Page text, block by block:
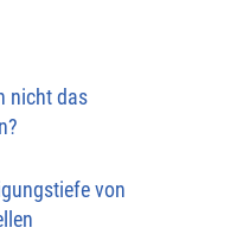
nicht das
von